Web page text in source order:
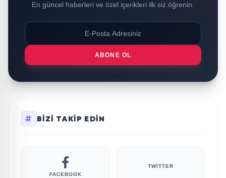
En güncel haberleri ve özel içerikleri ilk siz öğrenin.
ABONE OL
BIZI TAKIP EDIN
FACEBOOK
TWITTER